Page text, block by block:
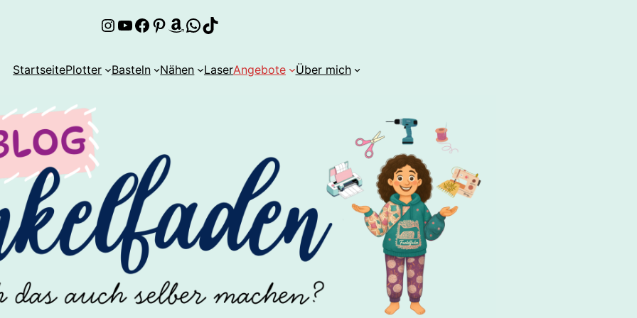
Instagram
YouTube
Facebook
Pinterest
Amazon
WhatsApp
TikTok
StartseitePlotter Basteln Nähen LaserAngebote Über mich